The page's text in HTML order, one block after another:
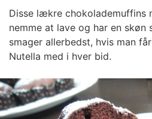
Disse lækre chokolademuffins
nemme at lave og har en skøn
smager allerbedst, hvis man
Nutella med i hver bid.